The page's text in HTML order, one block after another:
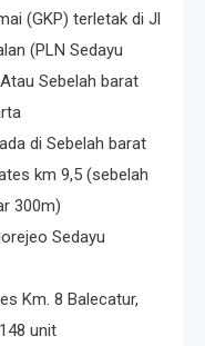
(GKP) terletak di Jl
(PLN Sedayu
Sebelah barat
di Sebelah barat
km 9,5 (sebelah
300m)
Sedayu
Km. 8 Balecatur,
unit